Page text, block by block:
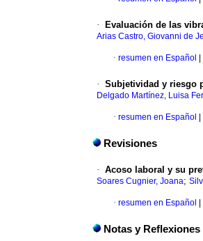
· Evaluación de las
Arias Castro, Giovanni de
· resumen en Español
· Subjetividad y riesgo
Delgado Martínez, Luisa
· resumen en Español
Revisiones
· Acoso laboral y su
Soares Cugnier, Joana;
· resumen en Español
Notas y Reflexiones